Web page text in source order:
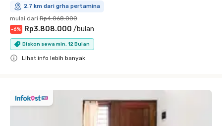
2.7 km dari grha pertamina
mulai dari Rp4.068.000
-6% Rp3.808.000 /bulan
Diskon sewa min. 12 Bulan
Lihat info lebih banyak